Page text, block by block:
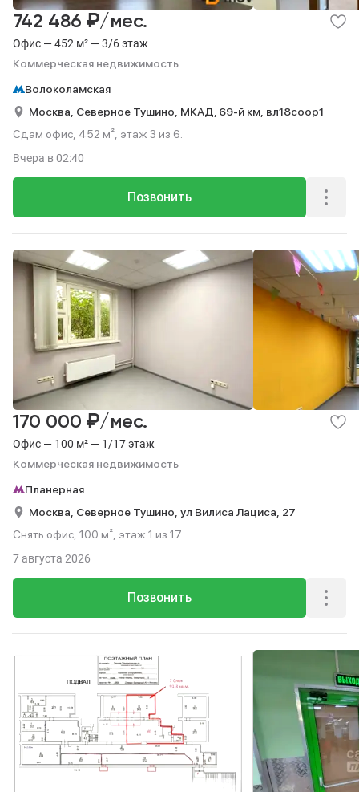
Офис — 452 м² — 3/6 этаж
Коммерческая недвижимость
742 486 ₽/мес.
Волоколамская
Москва, Северное Тушино, МКАД, 69-й км, вл18соор1
Сдам офис, 452 м², этаж 3 из 6.
Позвонить
Вчера в 02:40
Офис — 100 м² — 1/17 этаж
Коммерческая недвижимость
170 000 ₽/мес.
Планерная
Москва, Северное Тушино, ул Вилиса Лациса, 27
Снять офис, 100 м², этаж 1 из 17.
Позвонить
7 августа 2026